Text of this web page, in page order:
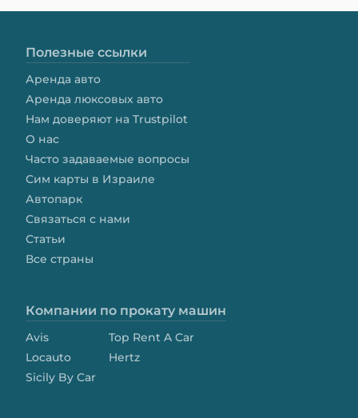
Полезные ссылки
Аренда авто
Аренда люксовых авто
Нам доверяют на Trustpilot
О нас
Часто задаваемые вопросы
Сим карты в Израиле
Автопарк
Связаться с нами
Статьи
Все страны
Компании по прокату машин
Avis
Locauto
Sicily By Car
Top Rent A Car
Hertz